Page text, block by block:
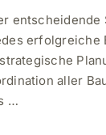
erfolgreiche
aller
…